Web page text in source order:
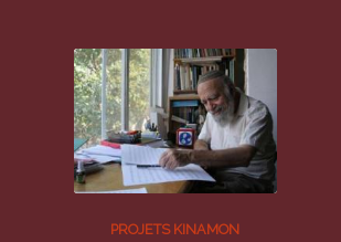
PROJETS KINAMON